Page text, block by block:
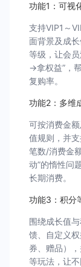
功能1：可视
支持VIP1～
面背景及成
等级，让会
→拿权益”，
复购率。
功能2：多维
可按消费金
值规则，并
笔数/消费金
动”的惰性问
长期消费。
功能3：积分
围绕成长值
馈、自定义
券、赠品）
等玩法，让